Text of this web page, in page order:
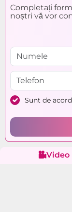
Completați
noștri vă vor
Sunt de
Video